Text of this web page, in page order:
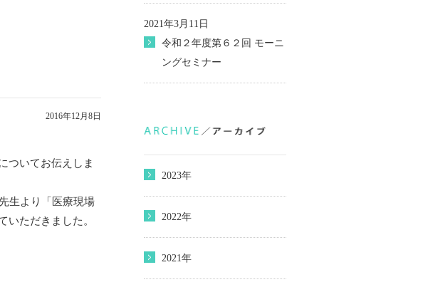
2016年12月8日
ついてお伝えしま
生より「医療現場
いただきました。
2021年3月11日
令和２年度第６２回 モーニ
ングセミナー
2023年
2022年
2021年